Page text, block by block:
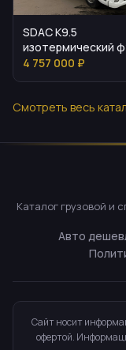
SDAC K9.5
изотермический
6700 мм:
4 757 000 ₽
Смотреть весь
Каталог грузовой и
Авто
Сайт носит
офертой.